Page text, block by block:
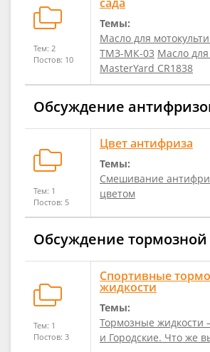
Тем: 2
Постов: 10
Темы:
Масло для
ТМЗ-МК-03 Масло для
MasterYard CR1838
Обсуждение
Тем: 1
Постов: 5
Цвет антифриза
Темы:
Смешивание
цветом
Обсуждение
Тем: 1
Постов: 3
Спортивные
жидкости
Темы:
Тормозные
и Городские. Что же